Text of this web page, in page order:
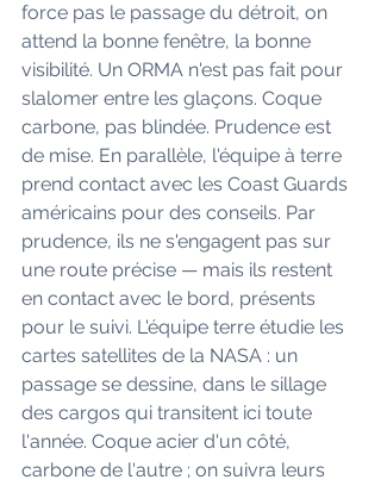
force pas le passage du détroit, on
attend la bonne fenêtre, la bonne
visibilité. Un ORMA n'est pas fait pour
slalomer entre les glaçons. Coque
carbone, pas blindée. Prudence est
de mise. En parallèle, l'équipe à terre
prend contact avec les Coast Guards
américains pour des conseils. Par
prudence, ils ne s'engagent pas sur
une route précise — mais ils restent
en contact avec le bord, présents
pour le suivi. L'équipe terre étudie les
cartes satellites de la NASA : un
passage se dessine, dans le sillage
des cargos qui transitent ici toute
l'année. Coque acier d'un côté,
carbone de l'autre ; on suivra leurs